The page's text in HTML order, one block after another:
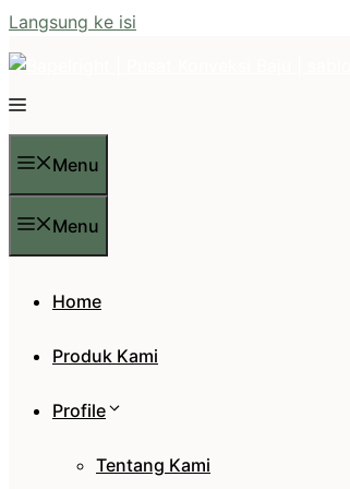
Langsung ke isi
Menu
Menu
Home
Produk Kami
Profile
Tentang Kami